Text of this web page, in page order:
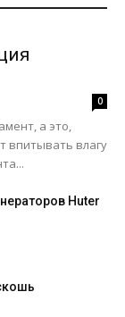
0
а это,
впитывать влагу
Huter